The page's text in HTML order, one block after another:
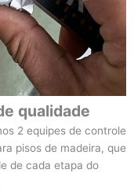
qualidade
2 equipes de controle
pisos de madeira, que
de cada etapa do